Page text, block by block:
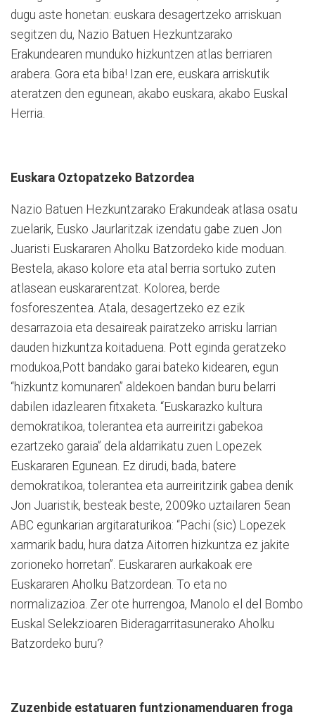
dugu aste honetan: euskara desagertzeko arriskuan
segitzen du, Nazio Batuen Hezkuntzarako
Erakundearen munduko hizkuntzen atlas berriaren
arabera. Gora eta biba! Izan ere, euskara arriskutik
ateratzen den egunean, akabo euskara, akabo Euskal
Herria.
Euskara Oztopatzeko Batzordea
Nazio Batuen Hezkuntzarako Erakundeak atlasa osatu
zuelarik, Eusko Jaurlaritzak izendatu gabe zuen Jon
Juaristi Euskararen Aholku Batzordeko kide moduan.
Bestela, akaso kolore eta atal berria sortuko zuten
atlasean euskararentzat. Kolorea, berde
fosforeszentea. Atala, desagertzeko ez ezik
desarrazoia eta desaireak pairatzeko arrisku larrian
dauden hizkuntza koitaduena. Pott eginda geratzeko
modukoa,Pott bandako garai bateko kidearen, egun
“hizkuntz komunaren” aldekoen bandan buru belarri
dabilen idazlearen fitxaketa. “Euskarazko kultura
demokratikoa, tolerantea eta aurreiritzi gabekoa
ezartzeko garaia” dela aldarrikatu zuen Lopezek
Euskararen Egunean. Ez dirudi, bada, batere
demokratikoa, tolerantea eta aurreiritzirik gabea denik
Jon Juaristik, besteak beste, 2009ko uztailaren 5ean
ABC egunkarian argitaraturikoa: “Pachi (sic) Lopezek
xarmarik badu, hura datza Aitorren hizkuntza ez jakite
zorioneko horretan”. Euskararen aurkakoak ere
Euskararen Aholku Batzordean. To eta no
normalizazioa. Zer ote hurrengoa, Manolo el del Bombo
Euskal Selekzioaren Bideragarritasunerako Aholku
Batzordeko buru?
Zuzenbide estatuaren funtzionamenduaren froga